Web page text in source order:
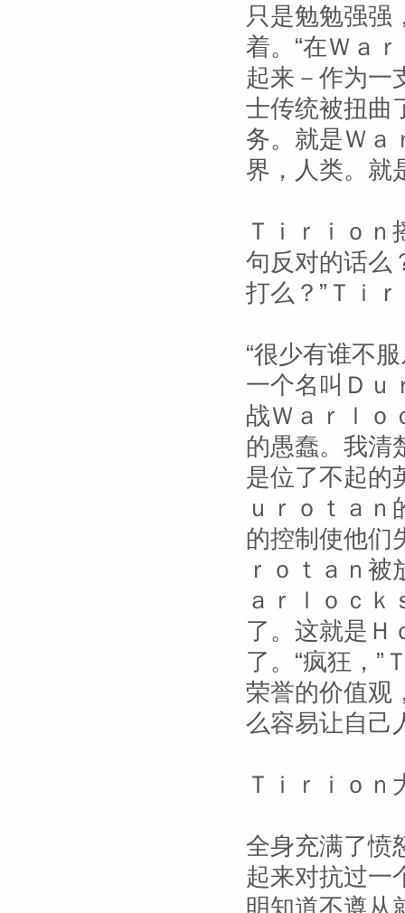
只是勉勉强强
着。“在Ｗａ
起来－作为一
士传统被扭曲
务。就是Ｗａ
界，人类。就
Ｔｉｒｉｏｎ
句反对的话么
打么？”Ｔｉ
“很少有谁不
一个名叫Ｄｕ
战Ｗａｒｌｏ
的愚蠢。我清
是位了不起的
ｕｒｏｔａ
的控制使他们
ｒｏｔａｎ
ａｒｌｏｃ
了。这就是Ｈ
了。“疯狂，”
荣誉的价值观
么容易让自己
Ｔｉｒｉｏｎ
全身充满了愤
起来对抗过一
明知道不遵从